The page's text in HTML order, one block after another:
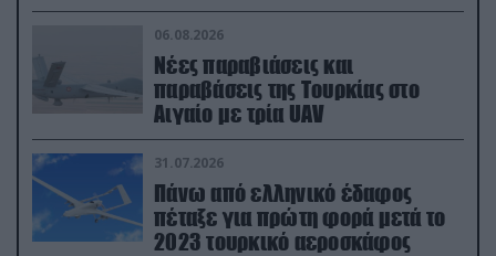
06.08.2026
Νέες παραβιάσεις και
παραβάσεις της Τουρκίας στο
Αιγαίο με τρία UAV
31.07.2026
Πάνω από ελληνικό έδαφος
πέταξε για πρώτη φορά μετά το
2023 τουρκικό αεροσκάφος